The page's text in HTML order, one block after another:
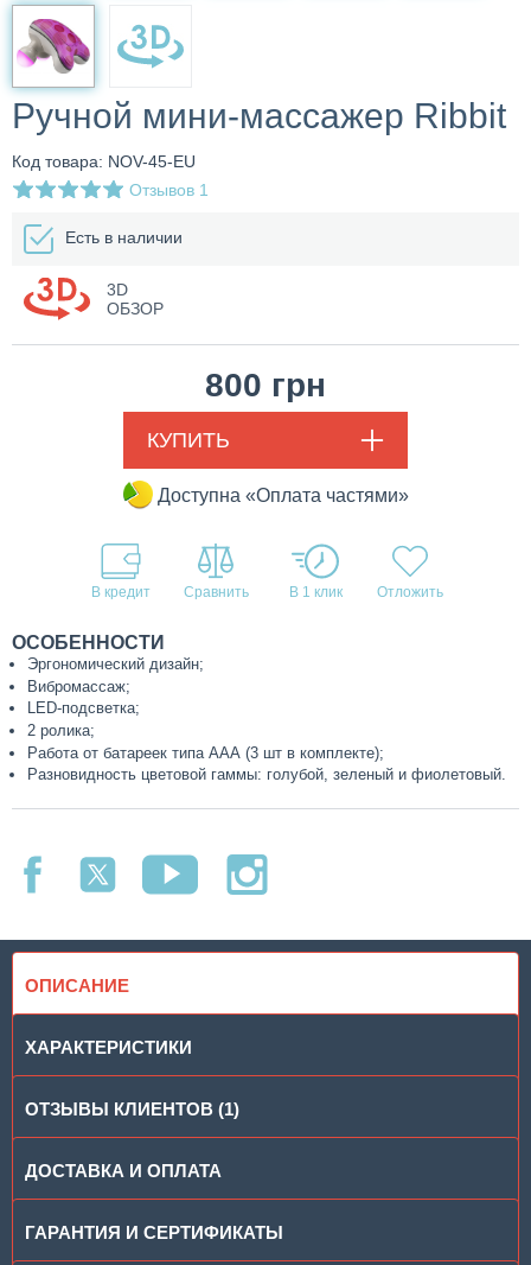
Ручной мини-массажер Ribbit
Код товара: NOV-45-EU
Отзывов 1
Есть в наличии
3D
ОБЗОР
800 грн
КУПИТЬ
Доступна «Оплата частями»
В кредит В 1 клик
ОСОБЕННОСТИ
Эргономический дизайн;
Вибромассаж;
LED-подсветка;
2 ролика;
Работа от батареек типа ААА (3 шт в комплекте);
Разновидность цветовой гаммы: голубой, зеленый и фиолетовый.
ОПИСАНИЕ
ХАРАКТЕРИСТИКИ
ОТЗЫВЫ КЛИЕНТОВ (1)
ДОСТАВКА И ОПЛАТА
ГАРАНТИЯ И СЕРТИФИКАТЫ